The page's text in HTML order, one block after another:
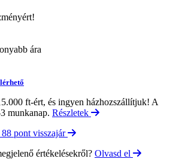
ára
ft-ért, és ingyen házhozszállítjuk! A
munkanap. Részletek
pont visszajár
értékelésekről? Olvasd el